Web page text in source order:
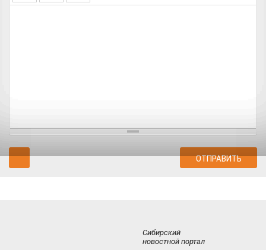
Сибирский
новостной портал